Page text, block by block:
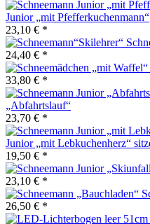
Junior „mit Pfefferkuchenmann“
23,10 € *
24,40 € *
33,80 € *
„Abfahrtslauf“
23,70 € *
Junior „mit Lebkuchenherz“
19,50 € *
23,10 € *
26,50 € *